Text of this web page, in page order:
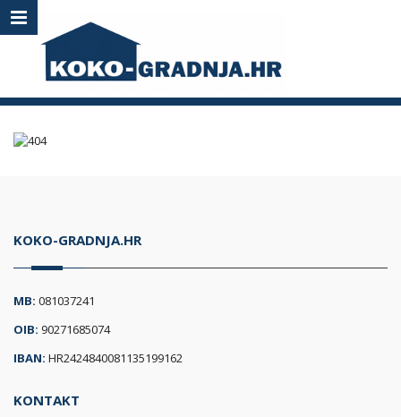
KOKO-GRADNJA.HR
MB: 081037241
OIB: 90271685074
IBAN: HR2424840081135199162
KONTAKT